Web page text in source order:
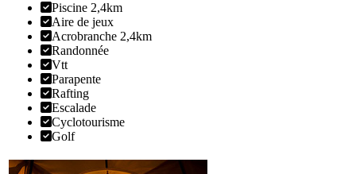
Piscine 2,4km
Aire de jeux
Acrobranche 2,4km
Randonnée
Vtt
Parapente
Rafting
Escalade
Cyclotourisme
Golf